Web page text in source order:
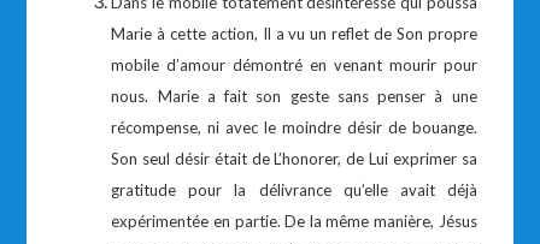
Marie à cette action, Il a vu un reflet de Son propre
mobile d’amour démontré en venant mourir pour
nous. Marie a fait son geste sans penser à une
récompense, ni avec le moindre désir de bouange.
Son seul désir était de L’honorer, de Lui exprimer sa
gratitude pour la délivrance qu’elle avait déjà
expérimentée en partie. De la même manière, Jésus